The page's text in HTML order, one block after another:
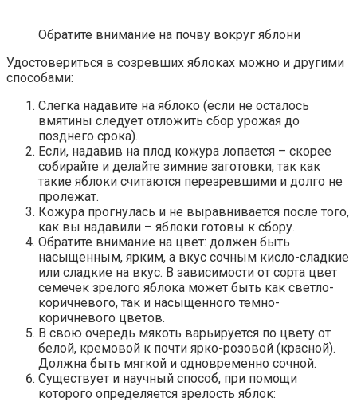
Обратите внимание на почву вокруг яблони
Удостовериться в созревших яблоках можно и другими
способами:
Слегка надавите на яблоко (если не осталось
вмятины следует отложить сбор урожая до
позднего срока).
Если, надавив на плод кожура лопается – скорее
собирайте и делайте зимние заготовки, так как
такие яблоки считаются перезревшими и долго не
пролежат.
Кожура прогнулась и не выравнивается после того,
как вы надавили – яблоки готовы к сбору.
Обратите внимание на цвет: должен быть
насыщенным, ярким, а вкус сочным кисло-сладкие
или сладкие на вкус. В зависимости от сорта цвет
семечек зрелого яблока может быть как светло-
коричневого, так и насыщенного темно-
коричневого цветов.
В свою очередь мякоть варьируется по цвету от
белой, кремовой к почти ярко-розовой (красной).
Должна быть мягкой и одновременно сочной.
Существует и научный способ, при помощи
которого определяется зрелость яблок: